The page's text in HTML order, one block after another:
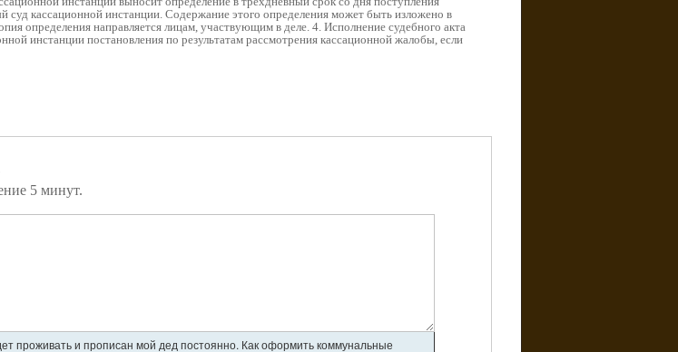
кассационной инстанции. Содержание этого определения может быть изложено в
определения направляется лицам, участвующим в деле. 4. Исполнение судебного акта
инстанции постановления по результатам рассмотрения кассационной жалобы, если
5 минут.
проживать и прописан мой дед постоянно. Как оформить коммунальные